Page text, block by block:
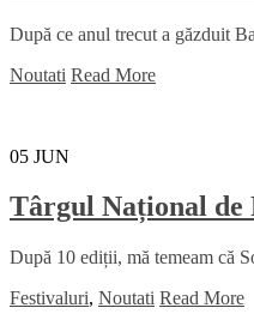
După ce anul trecut a găzduit
Noutati Read More
05 JUN
Târgul Național de
După 10 ediții, mă temeam că
Festivaluri, Noutati Read More